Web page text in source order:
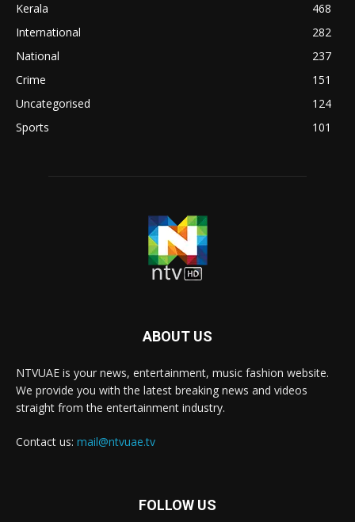
Kerala
468
International
282
National
237
Crime
151
Uncategorised
124
Sports
101
ABOUT US
NTVUAE is your news, entertainment, music fashion website.
We provide you with the latest breaking news and videos
straight from the entertainment industry.
Contact us: mail@ntvuae.tv
FOLLOW US